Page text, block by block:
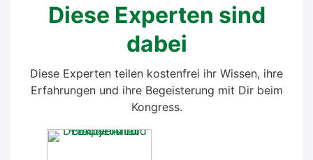
Die­se Exper­ten sind
dabei
Die­se Exper­ten tei­len kos­ten­frei ihr Wis­sen, ihre
Erfah­run­gen und ihre Begeis­te­rung mit Dir beim
Kon­gress.